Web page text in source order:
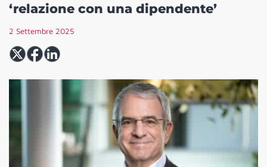
‘relazione con una dipendente’
2 Settembre 2025